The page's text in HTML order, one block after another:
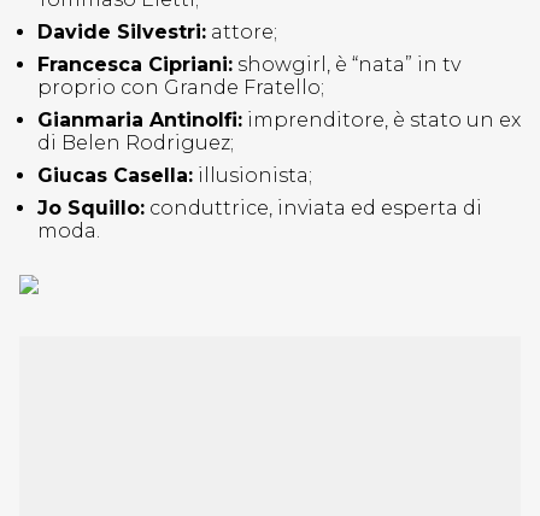
Davide Silvestri: attore;
Francesca Cipriani: showgirl, è “nata” in tv
proprio con Grande Fratello;
Gianmaria Antinolfi: imprenditore, è stato un ex
di Belen Rodriguez;
Giucas Casella: illusionista;
Jo Squillo: conduttrice, inviata ed esperta di
moda.